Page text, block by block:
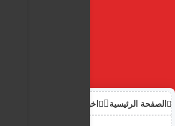
الصفحة الرئيسية اخبار